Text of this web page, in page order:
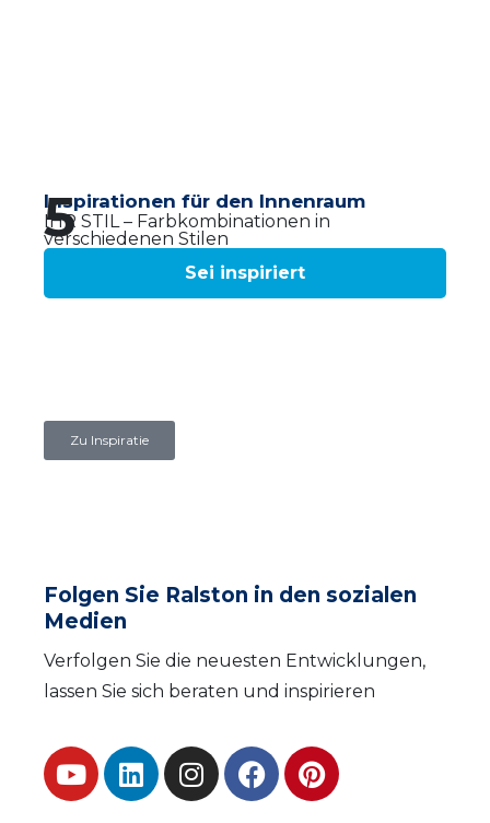
5
Inspirationen für den Innenraum
IHR STIL – Farbkombinationen in
verschiedenen Stilen
Sei inspiriert
Zu Inspiratie
Folgen Sie Ralston in den sozialen
Medien
Verfolgen Sie die neuesten Entwicklungen,
lassen Sie sich beraten und inspirieren